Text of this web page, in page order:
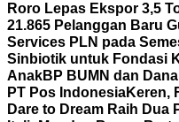
Roro Lepas Ekspor 3,5
21.865 Pelanggan Baru
Services PLN pada
Sinbiotik untuk Fondasi
AnakBP BUMN dan
PT Pos IndonesiaKeren,
Dare to Dream Raih Dua